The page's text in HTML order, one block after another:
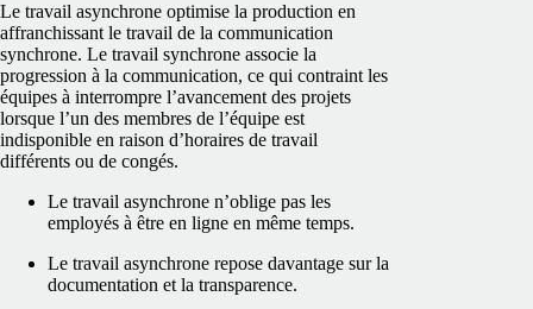
Le travail asynchrone optimise la production en
affranchissant le travail de la communication
synchrone. Le travail synchrone associe la
progression à la communication, ce qui contraint les
équipes à interrompre l’avancement des projets
lorsque l’un des membres de l’équipe est
indisponible en raison d’horaires de travail
différents ou de congés.
Le travail asynchrone n’oblige pas les
employés à être en ligne en même temps.
Le travail asynchrone repose davantage sur la
documentation et la transparence.